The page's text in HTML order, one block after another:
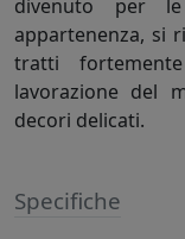
divenuto per
appartenenza, si
tratti
lavorazione del
decori delicati.
Specifiche